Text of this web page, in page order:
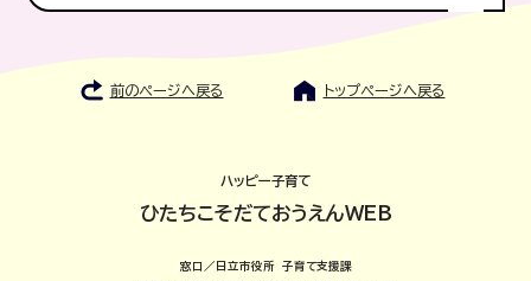
前のページへ戻る トップページへ戻る
ハッピー子育て
ひたちこそだておうえんWEB
窓口／日立市役所 子育て支援課